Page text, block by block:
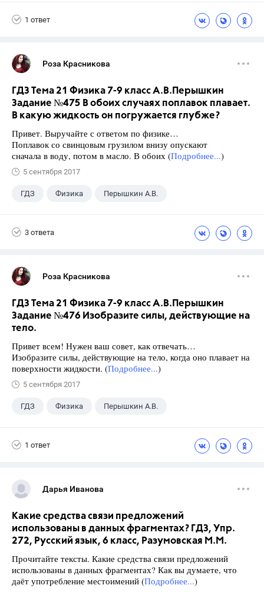
1 ответ
Роза Красникова
ГДЗ Тема 21 Физика 7-9 класс А.В.Перышкин
Задание №475 В обоих случаях поплавок плавает.
В какую жидкость он погружается глубже?
Привет. Выручайте с ответом по физике…
Поплавок со свинцовым грузилом внизу опускают
сначала в воду, потом в масло. В обоих (Подробнее...)
5 сентября 2017
ГДЗ Физика Перышкин А.В.
3 ответа
Роза Красникова
ГДЗ Тема 21 Физика 7-9 класс А.В.Перышкин
Задание №476 Изобразите силы, действующие на
тело.
Привет всем! Нужен ваш совет, как отвечать…
Изобразите силы, действующие на тело, когда оно плавает на
поверхности жидкости. (Подробнее...)
5 сентября 2017
ГДЗ Физика Перышкин А.В.
1 ответ
Дарья Иванова
Какие средства связи предложений
использованы в данных фрагментах? ГДЗ, Упр.
272, Русский язык, 6 класс, Разумовская М.М.
Прочитайте тексты. Какие средства связи предложений
использованы в данных фрагментах? Как вы думаете, что
даёт употребление местоимений (Подробнее...)